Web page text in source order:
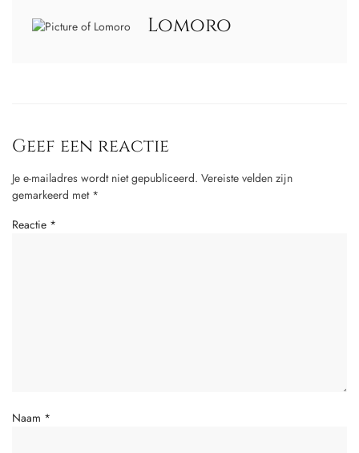
Lomoro
Geef een reactie
Je e-mailadres wordt niet gepubliceerd. Vereiste velden zijn
gemarkeerd met *
Reactie *
Naam *